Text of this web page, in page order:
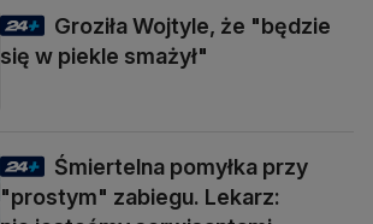
Groziła Wojtyle, że "będzie
się w piekle smażył"
Śmiertelna pomyłka przy
"prostym" zabiegu. Lekarz: